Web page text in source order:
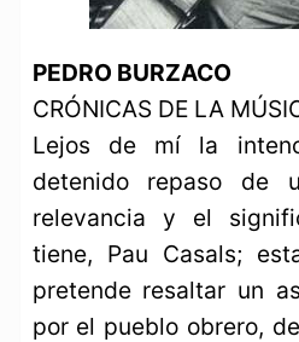
PEDRO BURZACO
CRÓNICAS DE LA
Lejos de mí la
detenido repaso de
relevancia y el
tiene, Pau Casals;
pretende resaltar un
por el pueblo obrero,